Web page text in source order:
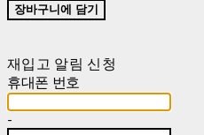
장바구니에 담기
재입고 알림 신청
휴대폰 번호
-